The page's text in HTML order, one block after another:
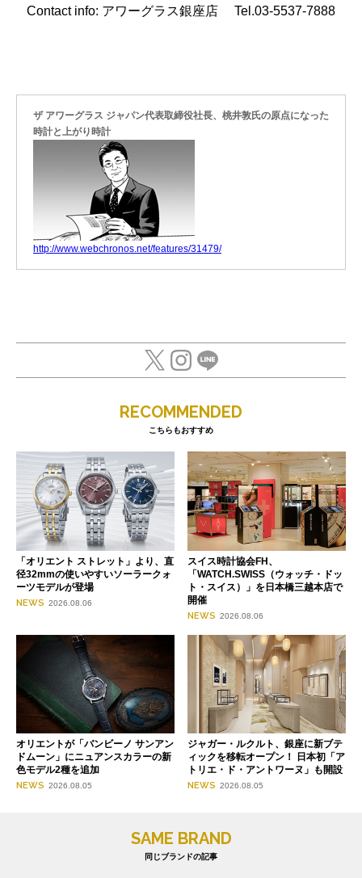
Contact info: アワーグラス銀座店 Tel.03-5537-7888
ザ アワーグラス ジャパン代表取締役社長、桃井敦氏の原点になった
時計と上がり時計
http://www.webchronos.net/features/31479/
RECOMMENDED
こちらもおすすめ
「オリエント ストレット」より、直
径32mmの使いやすいソーラークォ
ーツモデルが登場
NEWS 2026.08.06
スイス時計協会FH、
「WATCH.SWISS（ウォッチ・ドッ
ト・スイス）」を日本橋三越本店で
開催
NEWS 2026.08.06
オリエントが「バンビーノ サンアン
ドムーン」にニュアンスカラーの新
色モデル2種を追加
NEWS 2026.08.05
ジャガー・ルクルト、銀座に新ブテ
ィックを移転オープン！ 日本初「ア
トリエ・ド・アントワーヌ」も開設
NEWS 2026.08.05
SAME BRAND
同じブランドの記事